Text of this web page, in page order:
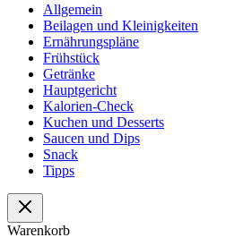
Allgemein
Beilagen und Kleinigkeiten
Ernährungspläne
Frühstück
Getränke
Hauptgericht
Kalorien-Check
Kuchen und Desserts
Saucen und Dips
Snack
Tipps
Warenkorb